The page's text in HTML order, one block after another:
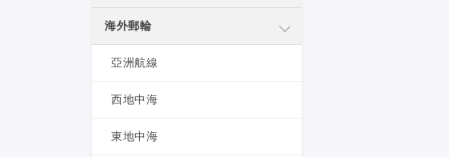
海外郵輪
亞洲航線
西地中海
東地中海